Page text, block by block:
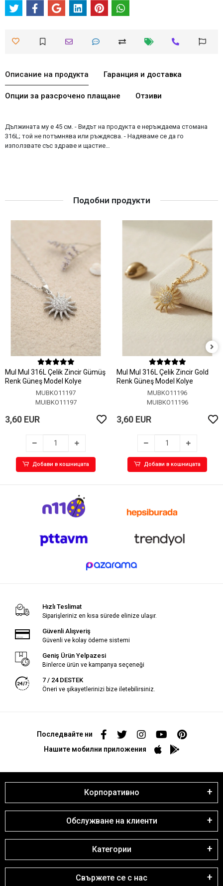
Описание на продукта Гаранция и доставка
Опции за разсрочено плащане Отзиви
Дължината му е 45 см. - Видът на продукта е неръждаема стомана
316L; той не потъмнява или ръждясва. - Надяваме се да го
използвате със здраве и щастие…
Подобни продукти
MuI MuI 316L Çelik Zincir Gümüş
Renk Güneş Model Kolye
MUBKO11197
MUIBKO11197
3,60 EUR
Добави в кошницата
MuI MuI 316L Çelik Zincir Gold
Renk Güneş Model Kolye
MUBKO11196
MUIBKO11196
3,60 EUR
Добави в кошницата
Hızlı Teslimat
Siparişleriniz en kısa sürede elinize ulaşır.
Güvenli Alışveriş
Güvenli ve kolay ödeme sistemi
Geniş Ürün Yelpazesi
Binlerce ürün ve kampanya seçeneği
7 / 24 DESTEK
Öneri ve şikayetlerinizi bize iletebilirsiniz.
Последвайте ни
Нашите мобилни приложения
Корпоративно
Обслужване на клиенти
Категории
Свържете се с нас